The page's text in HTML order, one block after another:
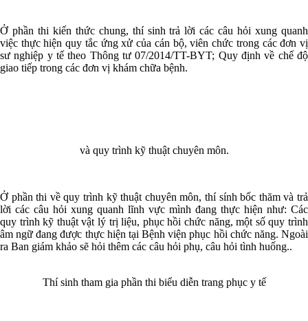
Ở phần thi kiến thức chung, thí sinh trả lời các câu hỏi xung quanh
việc thực hiện quy tắc ứng xử của cán bộ, viên chức trong các đơn vị
sư nghiệp y tế theo Thông tư 07/2014/TT-BYT; Quy định về chế độ
giao tiếp trong các đơn vị khám chữa bệnh.
và quy trình kỹ thuật chuyên môn.
Ở phần thi về quy trình kỹ thuật chuyên môn, thí sính bốc thăm và trả
lời các câu hỏi xung quanh lĩnh vực mình đang thực hiện như: Các
quy trình kỹ thuật vật lý trị liệu, phục hồi chức năng, một số quy trình
âm ngữ đang được thực hiện tại Bệnh viện phục hồi chức năng. Ngoài
ra Ban giám khảo sẽ hỏi thêm các câu hỏi phụ, câu hỏi tình huống..
Thí sinh tham gia phần thi biểu diễn trang phục y tế